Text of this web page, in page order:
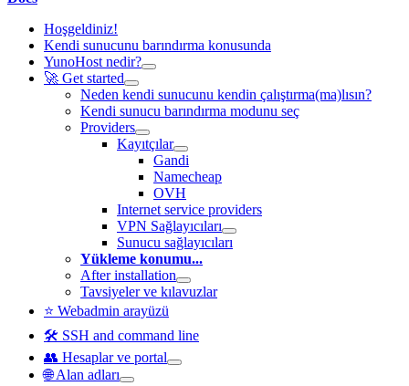
Hoşgeldiniz!
Kendi sunucunu barındırma konusunda
YunoHost nedir?
🚀 Get started
Neden kendi sunucunu kendin çalıştırma(ma)lısın?
Kendi sunucu barındırma modunu seç
Providers
Kayıtçılar
Gandi
Namecheap
OVH
Internet service providers
VPN Sağlayıcıları
Sunucu sağlayıcıları
Yükleme konumu...
After installation
Tavsiyeler ve kılavuzlar
⭐ Webadmin arayüzü
🛠️ SSH and command line
👥 Hesaplar ve portal
🌐 Alan adları